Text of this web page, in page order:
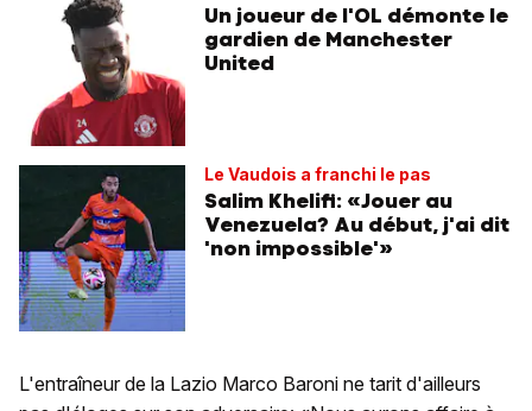
Un joueur de l'OL démonte le
gardien de Manchester
United
Le Vaudois a franchi le pas
Salim Khelifi: «Jouer au
Venezuela? Au début, j'ai dit
'non impossible'»
L'entraîneur de la Lazio Marco Baroni ne tarit d'ailleurs